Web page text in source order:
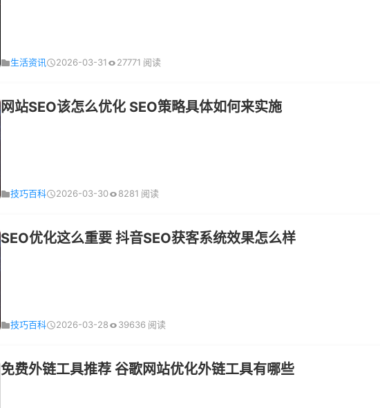
生活资讯 2026-03-31 27771 阅读
网站SEO该怎么优化 SEO策略具体如何来实施
技巧百科 2026-03-30 8281 阅读
SEO优化这么重要 抖音SEO获客系统效果怎么样
技巧百科 2026-03-28 39636 阅读
免费外链工具推荐 谷歌网站优化外链工具有哪些